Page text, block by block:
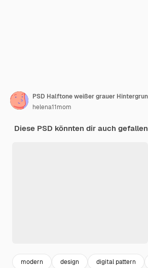
helena11mom
Diese PSD könnten dir auch gefallen
modern design digital pattern